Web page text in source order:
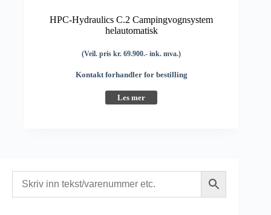
HPC-Hydraulics C.2 Campingvognsystem
helautomatisk
(Veil. pris kr. 69.900.- ink. mva.)
Kontakt forhandler for bestilling
Les mer